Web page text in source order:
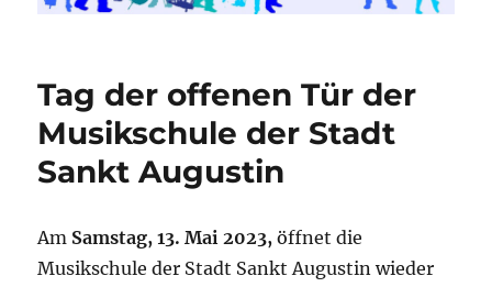
Tag der offenen Tür der
Musikschule der Stadt
Sankt Augustin
Am Samstag, 13. Mai 2023, öffnet die
Musikschule der Stadt Sankt Augustin wieder